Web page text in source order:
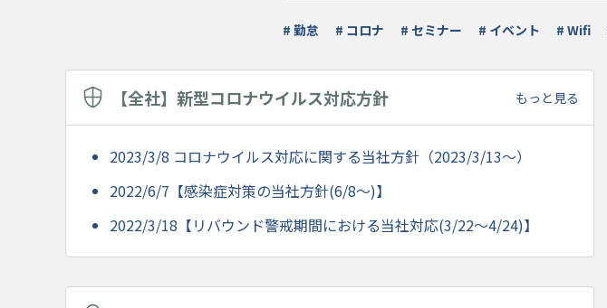
# 勤怠 # コロナ # セミナー # イベント # Wifi
【全社】新型コロナウイルス対応方針 もっと見る
2023/3/8 コロナウイルス対応に関する当社方針（2023/3/13～）
2022/6/7【感染症対策の当社方針(6/8～)】
2022/3/18【リバウンド警戒期間における当社対応(3/22～4/24)】